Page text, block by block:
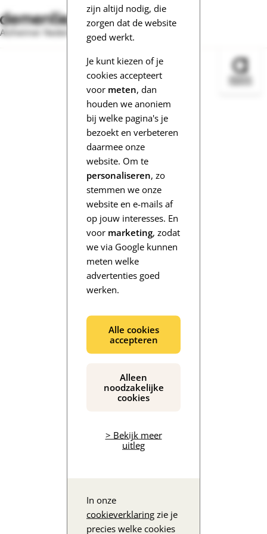
zijn altijd nodig, die
zorgen dat de website
goed werkt.
Je kunt kiezen of je
cookies accepteert
voor meten, dan
houden we anoniem
bij welke pagina's je
bezoekt en verbeteren
daarmee onze
website. Om te
personaliseren, zo
stemmen we onze
website en e-mails af
op jouw interesses. En
voor marketing, zodat
we via Google kunnen
meten welke
advertenties goed
werken.
Alle cookies
accepteren
Alleen
noodzakelijke
cookies
> Bekijk meer
uitleg
In onze
cookieverklaring zie je
precies welke cookies
Alzheimer Nederland
De inhoud wordt geladen...